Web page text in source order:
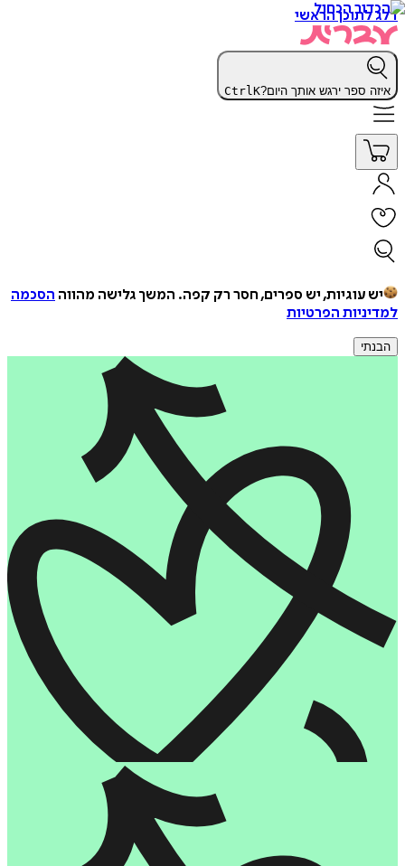
דלג לתוכן הראשי
איזה ספר ירגש אותך היום? CtrlK
יש עוגיות, יש ספרים, חסר רק קפה. המשך גלישה מהווה הסכמה
למדיניות הפרטיות
הבנתי